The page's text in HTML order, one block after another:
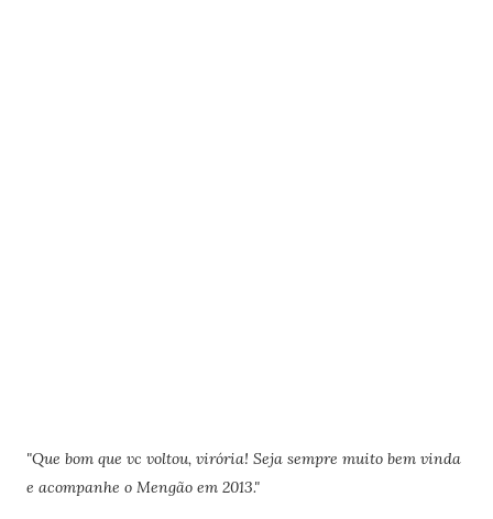
"Que bom que vc voltou, virória! Seja sempre muito bem vinda
e acompanhe o Mengão em 2013."